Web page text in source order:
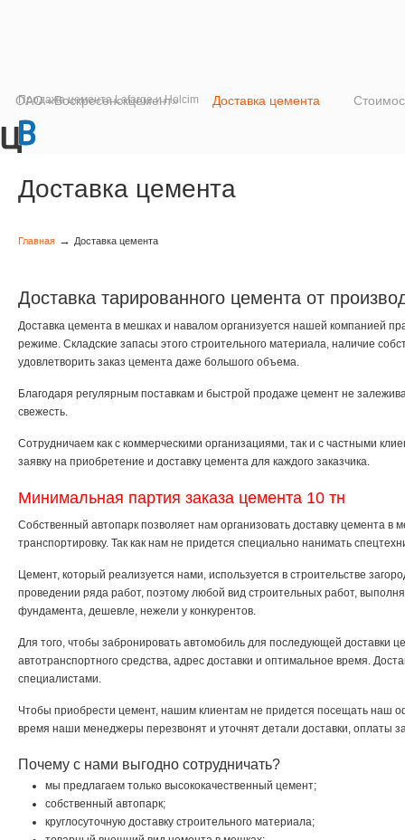
Продажа цемента Lafarge и Holcim
ОАО «Воскресенскцемент» Доставка цемента
Доставка цемента
Главная → Доставка цемента
Доставка тарированного цемента от
Доставка цемента в мешках и навалом организуется нашей компанией
режиме. Складские запасы этого строительного материала, наличие
удовлетворить заказ цемента даже большого объема.
Благодаря регулярным поставкам и быстрой продаже цемент не
свежесть.
Сотрудничаем как с коммерческими организациями, так и с частными
заявку на приобретение и доставку цемента для каждого заказчика.
Минимальная партия заказа цемента 10 тн
Собственный автопарк позволяет нам организовать доставку цемента
транспортировку. Так как нам не придется специально нанимать
Цемент, который реализуется нами, используется в строительстве
проведении ряда работ, поэтому любой вид строительных работ,
фундамента, дешевле, нежели у конкурентов.
Для того, чтобы забронировать автомобиль для последующей доставки
автотранспортного средства, адрес доставки и оптимальное время.
специалистами.
Чтобы приобрести цемент, нашим клиентам не придется посещать наш
время наши менеджеры перезвонят и уточнят детали доставки, оплаты
Почему с нами выгодно сотрудничать?
мы предлагаем только высококачественный цемент;
собственный автопарк;
круглосуточную доставку строительного материала;